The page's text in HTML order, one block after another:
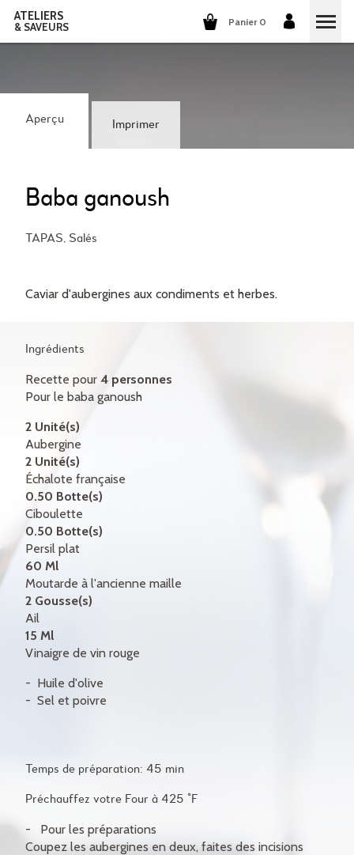
ATELIERS
& SAVEURS Panier 0
COURS DE COCKTAILS
DÉGUSTATIONS DE VINS
GROUPES ET ENTREPRISES
QUI SOMMES-NOUS?
LES COCKTAILS
CERTIFICATS-CADEAUX
CONTACT
ENGLISH
Aperçu Imprimer
Baba ganoush
TAPAS, Salés
Caviar d'aubergines aux condiments et herbes.
Ingrédients
Recette pour 4 personnes
Pour le baba ganoush
2 Unité(s)
Aubergine
2 Unité(s)
Échalote française
0.50 Botte(s)
Ciboulette
0.50 Botte(s)
Persil plat
60 Ml
Moutarde à l'ancienne maille
2 Gousse(s)
Ail
15 Ml
Vinaigre de vin rouge
Huile d'olive
Sel et poivre
Temps de préparation: 45 min
Préchauffez votre Four à 425 °F
Pour les préparations
Coupez les aubergines en deux, faites des incisions